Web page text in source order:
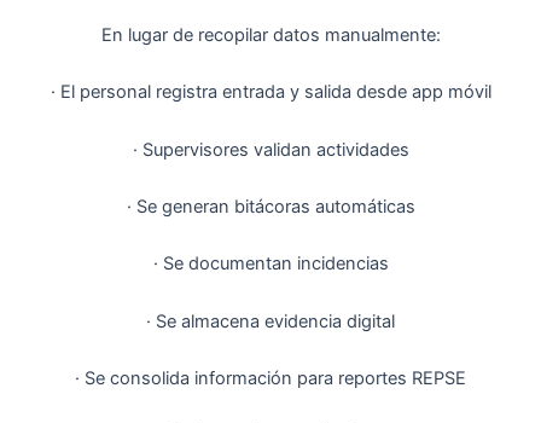
En lugar de recopilar datos manualmente:
· El personal registra entrada y salida desde app móvil
· Supervisores validan actividades
· Se generan bitácoras automáticas
· Se documentan incidencias
· Se almacena evidencia digital
· Se consolida información para reportes REPSE